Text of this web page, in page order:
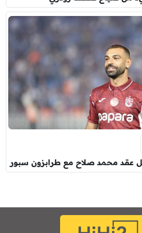
عقد محمد صلاح مع طرابزون سبور